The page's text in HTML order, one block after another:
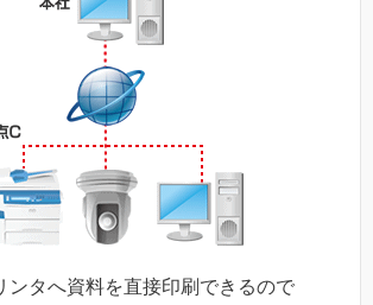
ンタへ資料を直接印刷できるので